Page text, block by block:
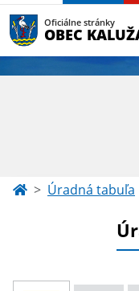
Oficiálne stránky
OBEC
Úradná tabuľa